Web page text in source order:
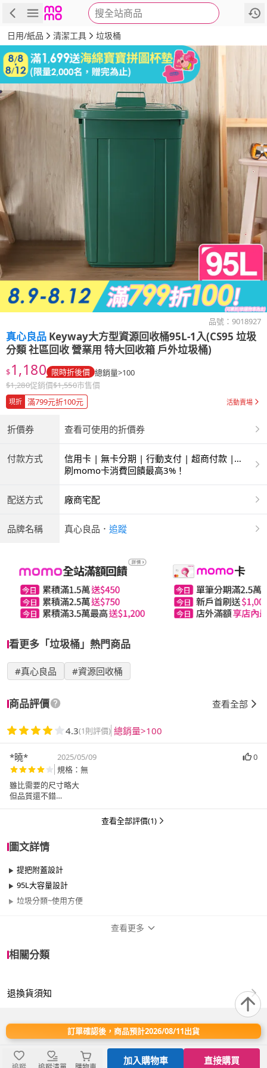
搜全站商品
商品 評價 詳情
日用/紙品 清潔工具 垃圾桶
品號： 9018927
真心良品 Keyway大方型資源回收桶95L-1入(CS95 垃圾
分類 社區回收 營業用 特大回收箱 戶外垃圾桶)
$1,180 限時折後價 總銷量>100
$1,280促銷價$1,550市售價
現折 滿799元折100元 活動賣場
折價券 查看可使用的折價券
付款方式
信用卡 | 無卡分期 | 行動支付 | 超商付款 |
ATM | 銀聯卡
刷momo卡消費回饋最高3%！
配送方式 廠商宅配
品牌名稱 真心良品 ． 追蹤
看更多「垃圾桶」熱門商品
#真心良品 #資源回收桶
商品評價 查看全部
4.3(1則評價) 總銷量>100
*曉* 2025/05/09
0
規格：無
雖比需要的尺寸略大
但品質還不錯
查看全部評價(1)
圖文詳情
提把附蓋設計
95L大容量設計
垃圾分類~使用方便
類型
容量 41-50L
商品規格：
查看更多
相關分類
退換貨須知
訂單確認後，商品預計2026/08/11出貨
加入購物車 直接購買